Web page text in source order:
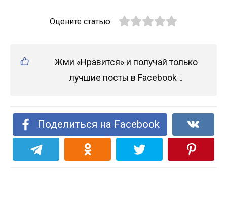
Оцените статью
Жми «Нравится» и получай только
лучшие посты в Facebook ↓
Поделиться на Facebook